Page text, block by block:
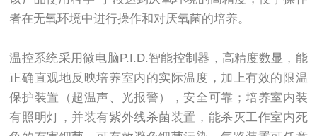
者在无氧环境中进行操作和对厌氧菌的培养。
温控系统采用微电脑P.I.D.智能控制器，高精度数显，能
正确直观地反映培养室内的实际温度，加上有效的限温
保护装置（超温声、光报警），安全可靠；培养室内装
有照明灯，并装有紫外线杀菌装置，能杀灭工作室内死